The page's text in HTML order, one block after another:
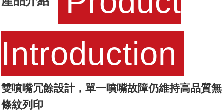
Introduction
雙噴嘴冗餘設計，單一噴嘴故障仍維持高品質無
條紋列印